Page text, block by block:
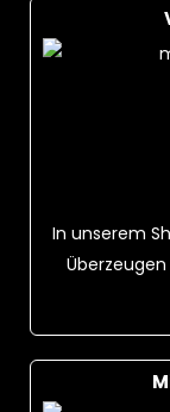
In unserem